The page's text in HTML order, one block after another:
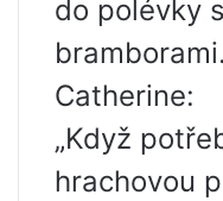
do polévky
Catherine:
„Když
hrachovou